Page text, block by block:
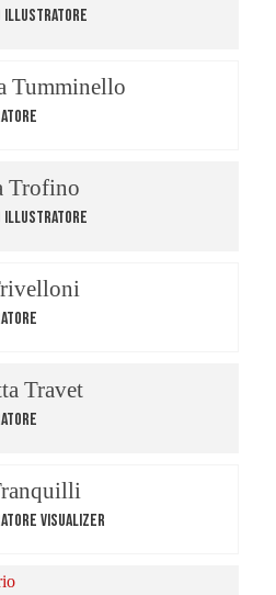
Illustratore
Tumminello
Trofino
Illustratore
Travet
Visualizer